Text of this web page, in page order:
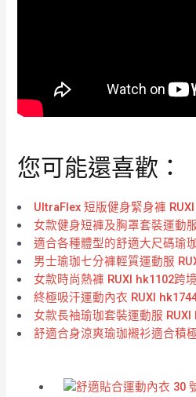
您可能還喜歡：
UltraFlex 短版健身緊身褲
女款健身短褲及胸罩套裝運動
適合各種體型的舒適大尺碼瑜
男士瑜珈七分褲輕質運動服
女款時尚熱褲 RUXI hk1102跨
終極吸汗運動內衣 RUXI
女款長袖瑜珈套裝運動服
舒適合身涼爽瑜珈襯衫適合積